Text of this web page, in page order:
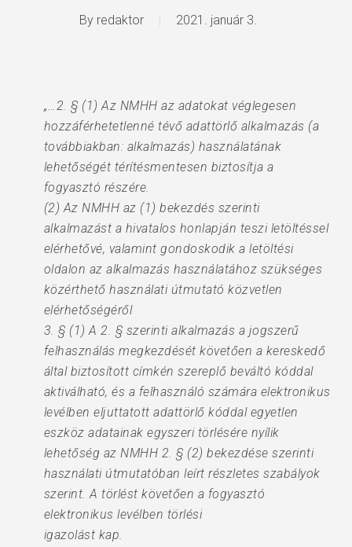
By redaktor 2021. január 3.
„…2. § (1) Az NMHH az adatokat véglegesen
hozzáférhetetlenné tévő adattörlő alkalmazás (a
továbbiakban: alkalmazás) használatának
lehetőségét térítésmentesen biztosítja a
fogyasztó részére.
(2) Az NMHH az (1) bekezdés szerinti
alkalmazást a hivatalos honlapján teszi letöltéssel
elérhetővé, valamint gondoskodik a letöltési
oldalon az alkalmazás használatához szükséges
közérthető használati útmutató közvetlen
elérhetőségéről
3. § (1) A 2. § szerinti alkalmazás a jogszerű
felhasználás megkezdését követően a kereskedő
által biztosított címkén szereplő beváltó kóddal
aktiválható, és a felhasználó számára elektronikus
levélben eljuttatott adattörlő kóddal egyetlen
eszköz adatainak egyszeri törlésére nyílik
lehetőség az NMHH 2. § (2) bekezdése szerinti
használati útmutatóban leírt részletes szabályok
szerint. A törlést követően a fogyasztó
elektronikus levélben törlési
igazolást kap.